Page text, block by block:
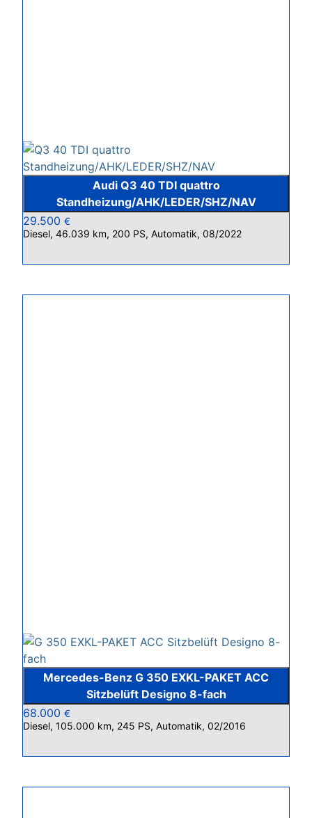
Audi Q3 40 TDI quattro
Standheizung/AHK/LEDER/SHZ/NAV
29.500 €
Diesel, 46.039 km, 200 PS, Automatik, 08/2022
Mercedes-Benz G 350 EXKL-PAKET ACC
Sitzbelüft Designo 8-fach
68.000 €
Diesel, 105.000 km, 245 PS, Automatik, 02/2016